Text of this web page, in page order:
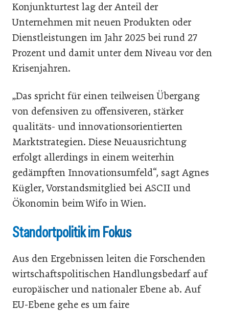
Konjunkturtest lag der Anteil der
Unternehmen mit neuen Produkten oder
Dienstleistungen im Jahr 2025 bei rund 27
Prozent und damit unter dem Niveau vor den
Krisenjahren.
„Das spricht für einen teilweisen Übergang
von defensiven zu offensiveren, stärker
qualitäts- und innovationsorientierten
Marktstrategien. Diese Neuausrichtung
erfolgt allerdings in einem weiterhin
gedämpften Innovationsumfeld“, sagt Agnes
Kügler, Vorstandsmitglied bei ASCII und
Ökonomin beim Wifo in Wien.
Standortpolitik im Fokus
Aus den Ergebnissen leiten die Forschenden
wirtschaftspolitischen Handlungsbedarf auf
europäischer und nationaler Ebene ab. Auf
EU-Ebene gehe es um faire